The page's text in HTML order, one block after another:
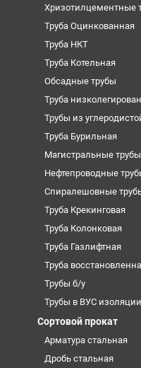
Хризотилцементные
Труба Оцинкованная
Труба НКТ
Труба Котельная
Обсадные трубы
Труба
Трубы из
Труба Бурильная
Магистральные трубы
Нефтепроводные
Спиралешовные
Труба Крекинговая
Труба Колонковая
Труба Газлифтная
Труба
Трубы б/у
Трубы в ВУС изоляции
Сортовой прокат
Арматура стальная
Дробь стальная